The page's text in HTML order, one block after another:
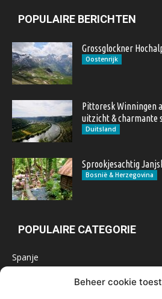
Beheer cookie
POPULAIRE BERICHTEN
Grossglockner
Oostenrijk
Pittoresk Winningen
uitzicht & charmante
Duitsland
Sprookjesachtig
Bosnië & Herzegovina
POPULAIRE CATEGORIE
Spanje